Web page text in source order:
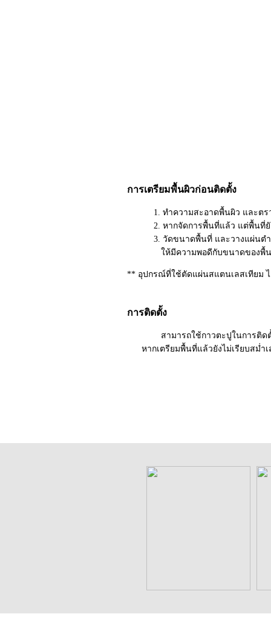
การเตรียมพื้นผิวก่อนติดตั้ง
1. ทำความสะอาดพื้นผิว และตรวจส
2. หากจัดการพื้นที่แล้ว แต่พื้นที่ยังไ
3. วัดขนาดพื้นที่ และวางแผ่นตำแห
ให้มีความพอดีกับขนาดของพื้นที่
** อุปกรณ์ที่ใช้ตัดแผ่นสแตนเลสเทียม ไ
การติดตั้ง
สามารถใช้กาวตะปูในการติดตั้ง (ท
หากเตรียมพื้นที่แล้วยังไม่เรียบสม่ำเ